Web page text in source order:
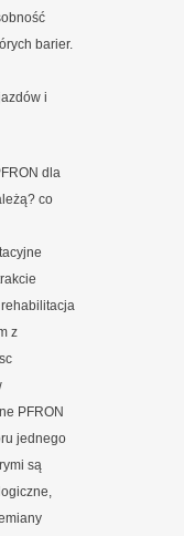
barier.
i
dla
co
z
PFRON
jednego
są